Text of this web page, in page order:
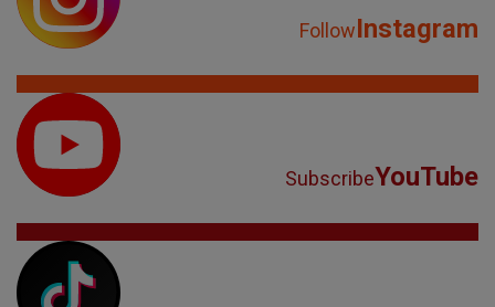
FollowInstagram
SubscribeYouTube